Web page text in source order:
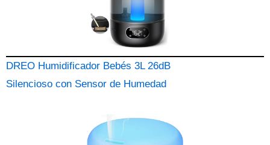
DREO Humidificador Bebés 3L 26dB
Silencioso con Sensor de Humedad